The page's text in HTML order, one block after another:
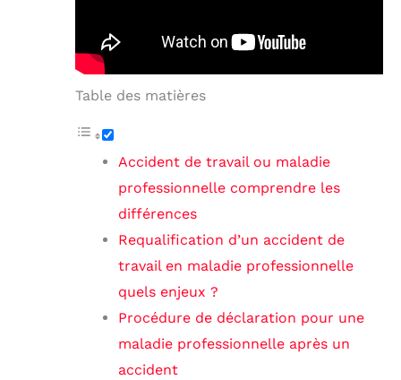
Table des matières
Accident de travail ou maladie
professionnelle comprendre les
différences
Requalification d’un accident de
travail en maladie professionnelle
quels enjeux ?
Procédure de déclaration pour une
maladie professionnelle après un
accident